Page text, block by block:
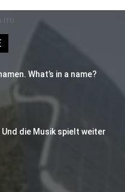
(11)
What’s in a name?
die Musik spielt weiter